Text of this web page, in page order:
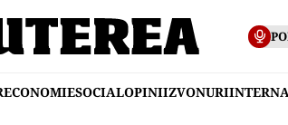
ECONOMIESOCIALOPINIIZVONURI